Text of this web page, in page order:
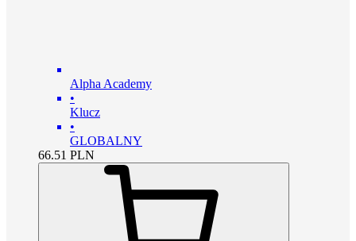
Alpha Academy
•
Klucz
•
GLOBALNY
66.51 PLN